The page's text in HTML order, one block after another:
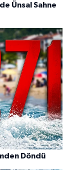
Ünsal Sahne
Döndü